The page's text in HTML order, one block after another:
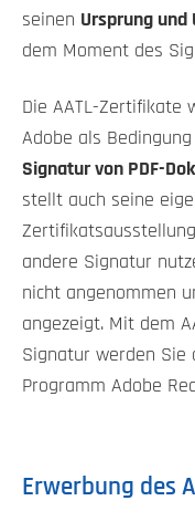
seinen Ursprung und
dem Moment des
Die AATL-Zertifikate
Adobe als Bedingung
Signatur von PDF-
stellt auch seine
andere Signatur
nicht angenommen
angezeigt. Mit dem
Signatur werden Sie
Programm Adobe
Erwerbung des